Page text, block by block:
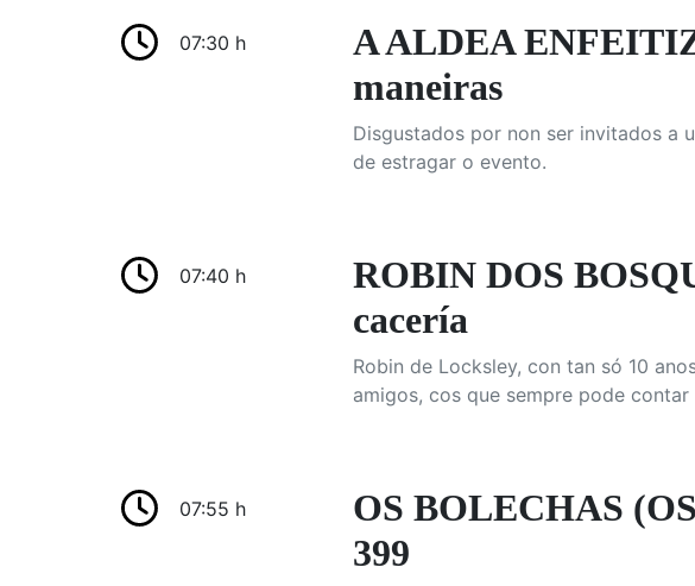
07:30 h
A ALDEA
maneiras
Disgustados por non ser invitados a
de estragar o evento.
07:40 h
ROBIN DOS
cacería
Robin de Locksley, con tan só 10
amigos, cos que sempre pode
07:55 h
OS BOLECHAS
399